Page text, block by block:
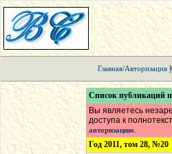
Главная/Авторизация|
Список публикаций
Вы являетесь
доступа к
авторизацию.
Год 2011, том 28, №20